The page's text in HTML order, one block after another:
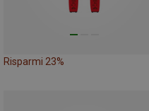
Risparmi 23%